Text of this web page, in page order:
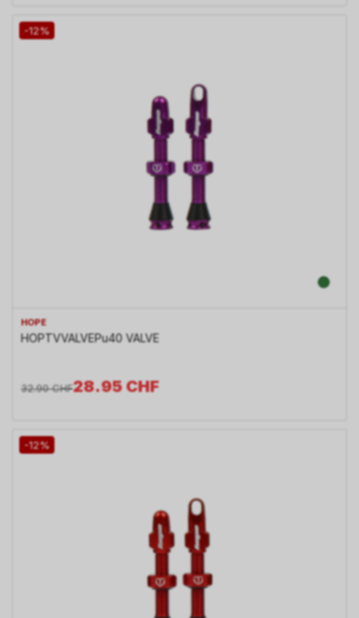
-12%
HOPE
HOPTVVALVEPu40 VALVE
28.95CHF
32.90 CHF
-12%